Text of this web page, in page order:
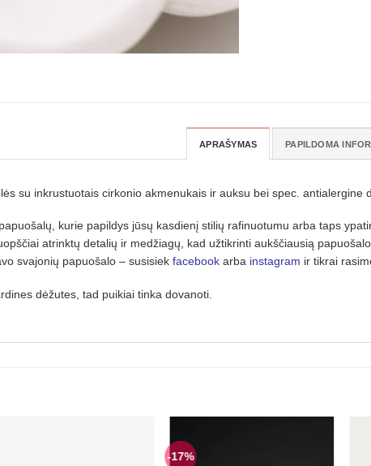
APRAŠYMAS PAPILDOMA
su inkrustuotais cirkonio akmenukais ir auksu bei spec. antialergine
kurie papildys jūsų kasdienį stilių rafinuotumu arba taps
atrinktų detalių ir medžiagų, kad užtikrinti aukščiausią
svajonių papuošalo – susisiek facebook arba instagram ir tikrai
dėžutes, tad puikiai tinka dovanoti.
-17%